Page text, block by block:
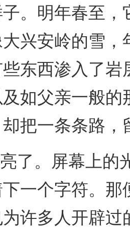
。明年春至，
兴安岭的雪，
东西渗入了岩
如父亲一般的
把一条条路，
了。屏幕上的
一个字符。那
许多人开辟过